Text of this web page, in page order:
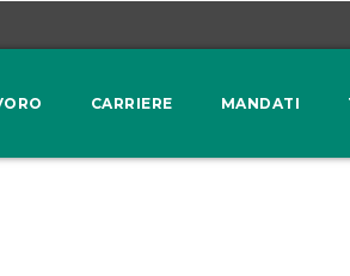
CARRIERE MANDATI